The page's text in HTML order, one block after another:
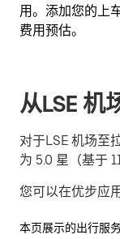
用。添加您的上
费用预估。
从LSE 机
对于LSE 机场至
为 5.0 星（基于
您可以在优步应
本页展示的出行服